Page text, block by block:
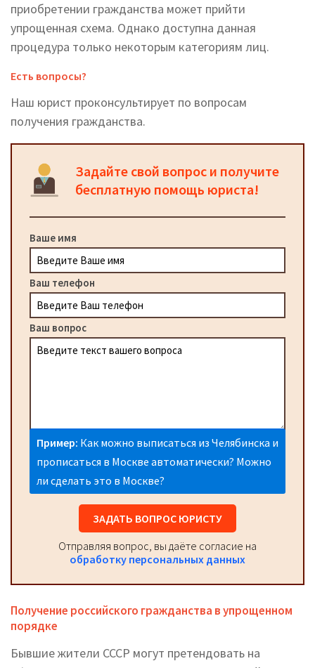
приобретении гражданства может прийти
упрощенная схема. Однако доступна данная
процедура только некоторым категориям лиц.
Есть вопросы?
Наш юрист проконсультирует по вопросам
получения гражданства.
Задайте свой вопрос и получите
бесплатную помощь юриста!
Ваше имя
Ваш телефон
Ваш вопрос
Пример: Как можно выписаться из Челябинска и
прописаться в Москве автоматически? Можно
ли сделать это в Москве?
ЗАДАТЬ ВОПРОС ЮРИСТУ
Отправляя вопрос, вы даёте согласие на
обработку персональных данных
Получение российского гражданства в упрощенном
порядке
Бывшие жители СССР могут претендовать на